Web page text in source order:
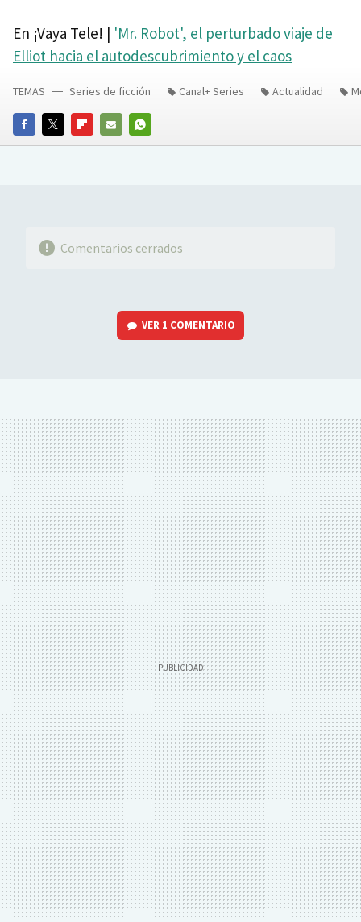
En ¡Vaya Tele! | 'Mr. Robot', el perturbado viaje de
Elliot hacia el autodescubrimiento y el caos
FACEBOOKTWITTERFLIPBOARD
E-
WHATSAPP
TEMAS Series de ficción Canal+ Series Actualidad
Comentarios cerrados
VER 1 COMENTARIO